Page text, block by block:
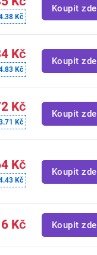
Kč
Koupit zde
Kč
Kč
Koupit zde
Kč
Kč
Koupit zde
Kč
Kč
Koupit zde
Kč Koupit zde